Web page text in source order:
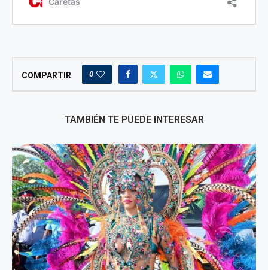
COMPARTIR 0
TAMBIÉN TE PUEDE INTERESAR